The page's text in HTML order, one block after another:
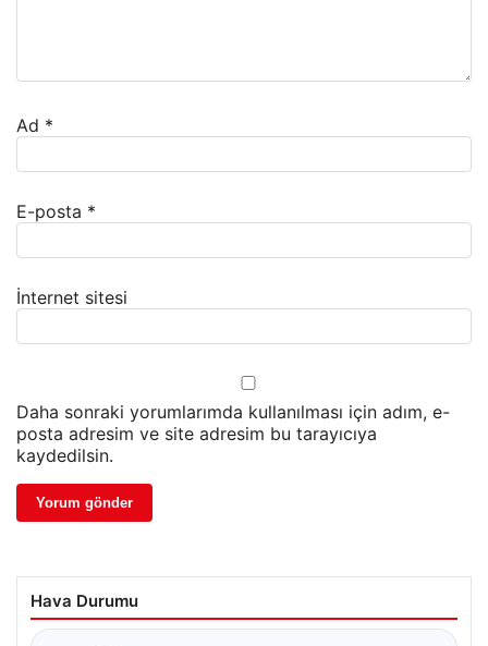
Ad *
E-posta *
İnternet sitesi
Daha sonraki yorumlarımda kullanılması için adım, e-
posta adresim ve site adresim bu tarayıcıya
kaydedilsin.
Hava Durumu